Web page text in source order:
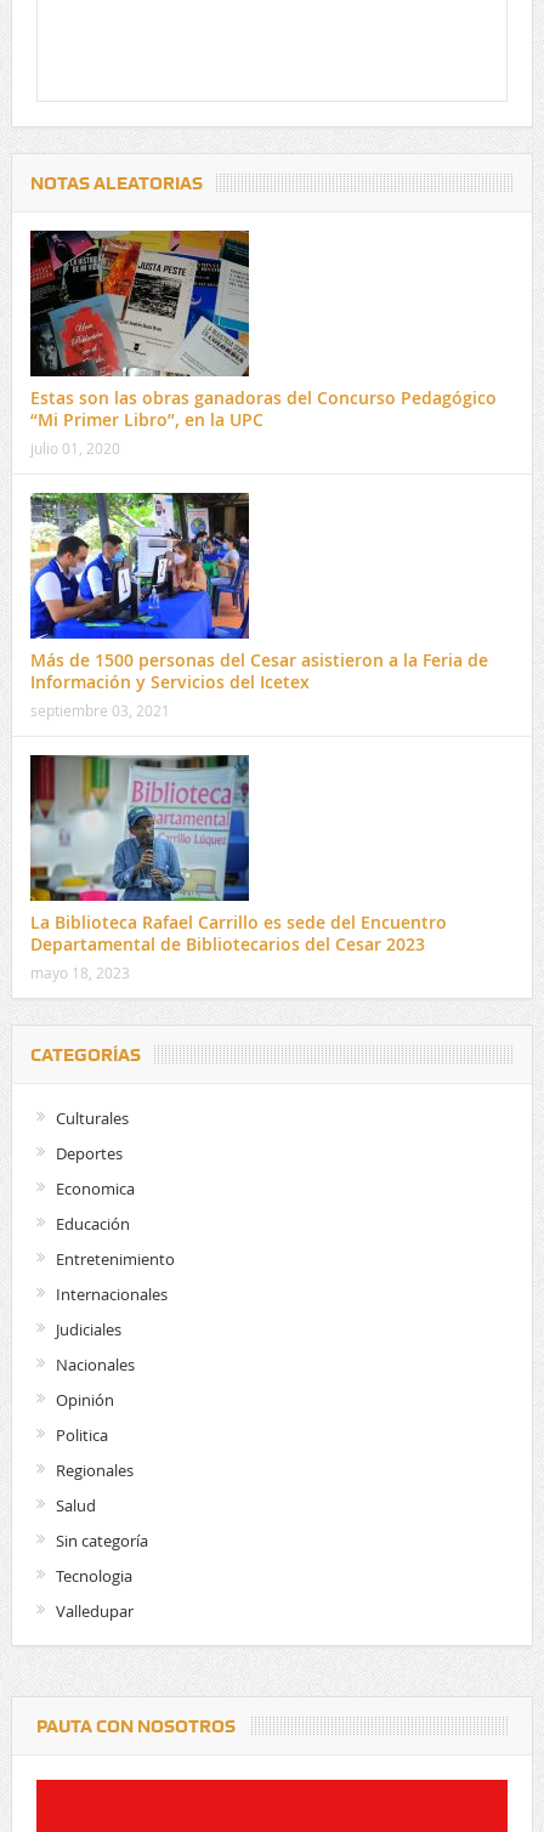
NOTAS ALEATORIAS
Estas son las obras ganadoras del Concurso Pedagógico
“Mi Primer Libro”, en la UPC
julio 01, 2020
Más de 1500 personas del Cesar asistieron a la Feria de
Información y Servicios del Icetex
septiembre 03, 2021
La Biblioteca Rafael Carrillo es sede del Encuentro
Departamental de Bibliotecarios del Cesar 2023
mayo 18, 2023
CATEGORÍAS
Culturales
Deportes
Economica
Educación
Entretenimiento
Internacionales
Judiciales
Nacionales
Opinión
Politica
Regionales
Salud
Sin categoría
Tecnologia
Valledupar
PAUTA CON NOSOTROS